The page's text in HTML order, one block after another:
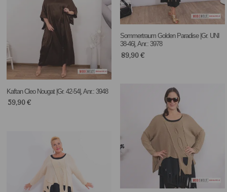
Sommertraum Golden Paradise |Gr. UNI
38-46|, Anr.: 3978
89,90€
Kaftan Cleo Nougat |Gr. 42-54|, Anr.: 3948
59,90€